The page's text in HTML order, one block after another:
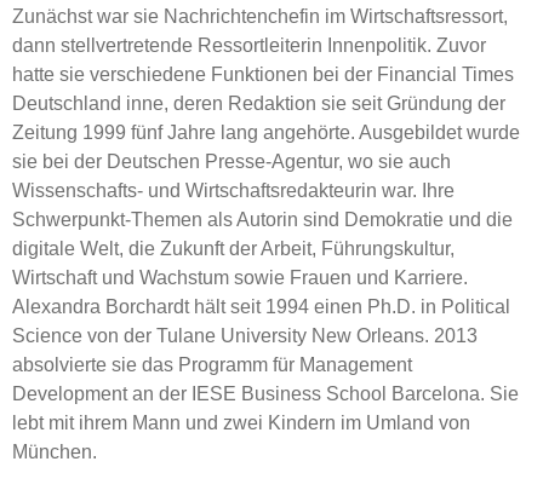
Zunächst war sie Nachrichtenchefin im Wirtschaftsressort,
dann stellvertretende Ressortleiterin Innenpolitik. Zuvor
hatte sie verschiedene Funktionen bei der Financial Times
Deutschland inne, deren Redaktion sie seit Gründung der
Zeitung 1999 fünf Jahre lang angehörte. Ausgebildet wurde
sie bei der Deutschen Presse-Agentur, wo sie auch
Wissenschafts- und Wirtschaftsredakteurin war. Ihre
Schwerpunkt-Themen als Autorin sind Demokratie und die
digitale Welt, die Zukunft der Arbeit, Führungskultur,
Wirtschaft und Wachstum sowie Frauen und Karriere.
Alexandra Borchardt hält seit 1994 einen Ph.D. in Political
Science von der Tulane University New Orleans. 2013
absolvierte sie das Programm für Management
Development an der IESE Business School Barcelona. Sie
lebt mit ihrem Mann und zwei Kindern im Umland von
München.